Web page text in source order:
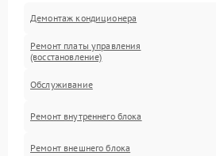
Демонтаж кондиционера
Ремонт платы управления
(восстановление)
Обслуживание
Ремонт внутреннего блока
Ремонт внешнего блока